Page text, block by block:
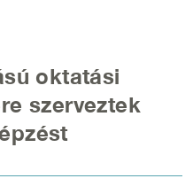
oktatási
szerveztek